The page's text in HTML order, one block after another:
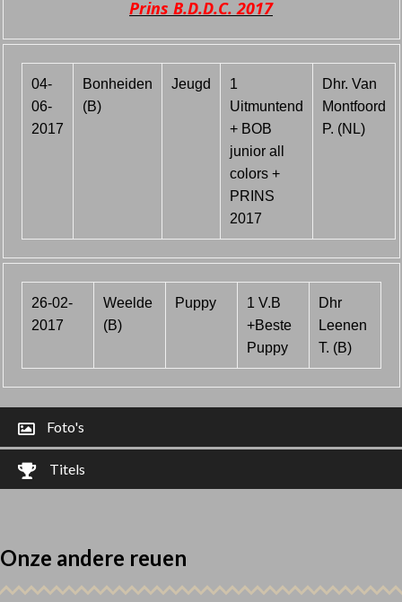
Prins B.D.D.C. 2017
04-
06-
2017
Bonheiden
(B)
Jeugd
1
Uitmuntend
+ BOB
junior all
colors +
PRINS
2017
Dhr. Van
Montfoord
P. (NL)
26-02-
2017
Weelde
(B)
Puppy
1 V.B
+Beste
Puppy
Dhr
Leenen
T. (B)
Foto's
Titels
Onze andere reuen